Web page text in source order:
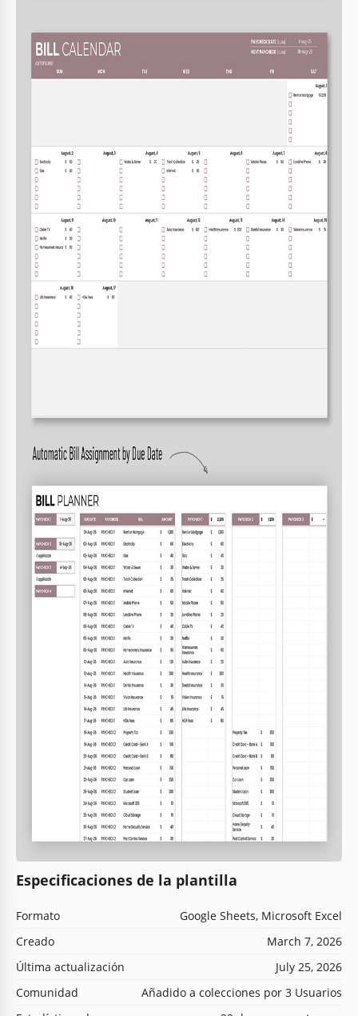
Especificaciones de la plantilla
Formato
Google Sheets, Microsoft Excel
Creado
March 7, 2026
Última actualización
July 25, 2026
Comunidad
Añadido a colecciones por 3 Usuarios